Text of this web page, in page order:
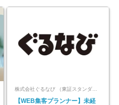
株式会社ぐるなび （東証スタンダード上場）
【WEB集客プランナー】未経